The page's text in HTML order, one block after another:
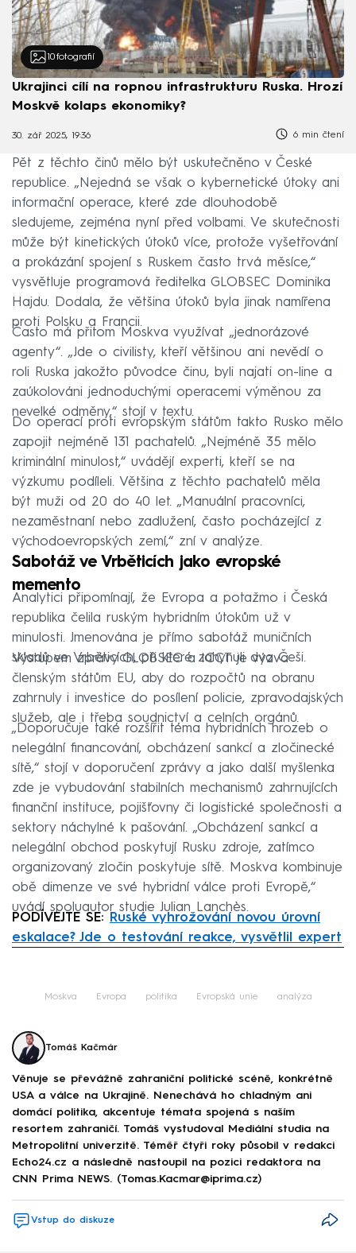
10 fotografií
Ukrajinci cílí na ropnou infrastrukturu Ruska. Hrozí
Moskvě kolaps ekonomiky?
30. zář 2025, 19:36 6 min čtení
Pět z těchto činů mělo být uskutečněno v České
republice. „Nejedná se však o kybernetické útoky ani
informační operace, které zde dlouhodobě
sledujeme, zejména nyní před volbami. Ve skutečnosti
může být kinetických útoků více, protože vyšetřování
a prokázání spojení s Ruskem často trvá měsíce,“
vysvětluje programová ředitelka GLOBSEC Dominika
Hajdu. Dodala, že většina útoků byla jinak namířena
proti Polsku a Francii.
Často má přitom Moskva využívat „jednorázové
agenty“. „Jde o civilisty, kteří většinou ani nevědí o
roli Ruska jakožto původce činu, byli najati on-line a
zaúkolováni jednoduchými operacemi výměnou za
nevelké odměny,“ stojí v textu.
Do operací proti evropským státům takto Rusko mělo
zapojit nejméně 131 pachatelů. „Nejméně 35 mělo
kriminální minulost,“ uvádějí experti, kteří se na
výzkumu podíleli. Většina z těchto pachatelů měla
být muži od 20 do 40 let. „Manuální pracovníci,
nezaměstnaní nebo zadlužení, často pocházející z
východoevropských zemí,“ zní v analýze.
Sabotáž ve Vrběticích jako evropské
memento
Analytici připomínají, že Evropa a potažmo i Česká
republika čelila ruským hybridním útokům už v
minulosti. Jmenována je přímo sabotáž muničních
skladů ve Vrběticích, při které zahynuli dva Češi.
Výstupem zprávy GLOBSEC a ICCT je výzva
členským státům EU, aby do rozpočtů na obranu
zahrnuly i investice do posílení policie, zpravodajských
služeb, ale i třeba soudnictví a celních orgánů.
„Doporučuje také rozšířit téma hybridních hrozeb o
nelegální financování, obcházení sankcí a zločinecké
sítě,“ stojí v doporučení zprávy a jako další myšlenka
zde je vybudování stabilních mechanismů zahrnujících
finanční instituce, pojišťovny či logistické společnosti a
sektory náchylné k pašování. „Obcházení sankcí a
nelegální obchod poskytují Rusku zdroje, zatímco
organizovaný zločin poskytuje sítě. Moskva kombinuje
obě dimenze ve své hybridní válce proti Evropě,“
uvádí spoluautor studie Julian Lanchès.
PODÍVEJTE SE:
Ruské vyhrožování novou úrovní
eskalace? Jde o testování reakce, vysvětlil expert
Moskva Evropa politika Evropská unie analýza
Tomáš Kačmár
Věnuje se převážně zahraniční politické scéně, konkrétně
USA a válce na Ukrajině. Nenechává ho chladným ani
domácí politika, akcentuje témata spojená s naším
resortem zahraničí. Tomáš vystudoval Mediální studia na
Metropolitní univerzitě. Téměř čtyři roky působil v redakci
Echo24.cz a následně nastoupil na pozici redaktora na
CNN Prima NEWS. (Tomas.Kacmar@iprima.cz)
Vstup do diskuze